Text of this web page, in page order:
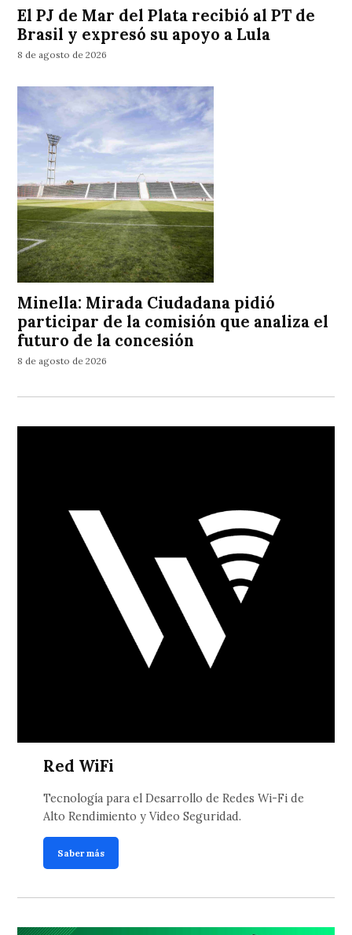
El PJ de Mar del Plata recibió al PT de
Brasil y expresó su apoyo a Lula
8 de agosto de 2026
Minella: Mirada Ciudadana pidió
participar de la comisión que analiza el
futuro de la concesión
8 de agosto de 2026
Red WiFi
Tecnología para el Desarrollo de Redes Wi-Fi de
Alto Rendimiento y Video Seguridad.
Saber más